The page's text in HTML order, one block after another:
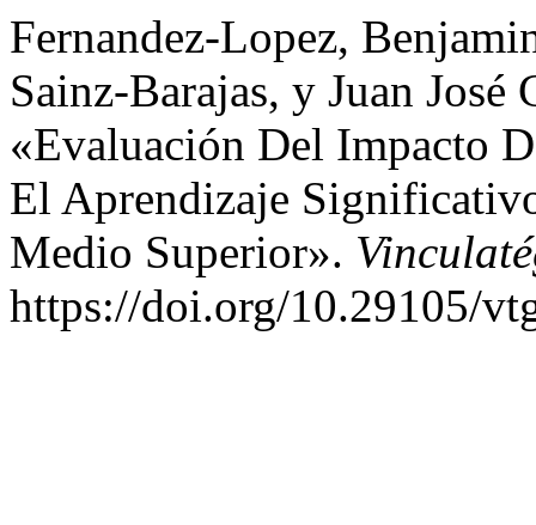
Fernandez-Lopez,
Sainz-Barajas, y Juan José
«Evaluación Del Impacto
El Aprendizaje
Medio Superior».
https://doi.org/10.29105/